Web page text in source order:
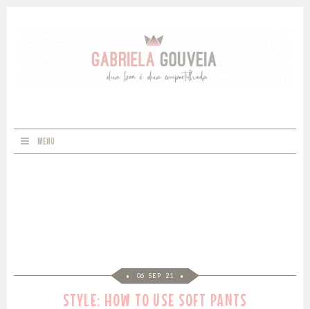
MENU
06 SEP 21
STYLE: HOW TO USE SOFT PANTS